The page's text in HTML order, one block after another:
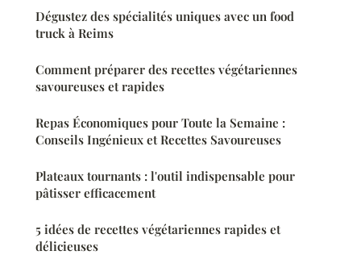
Dégustez des spécialités uniques avec un food
truck à Reims
Comment préparer des recettes végétariennes
savoureuses et rapides
Repas Économiques pour Toute la Semaine :
Conseils Ingénieux et Recettes Savoureuses
Plateaux tournants : l'outil indispensable pour
pâtisser efficacement
5 idées de recettes végétariennes rapides et
délicieuses